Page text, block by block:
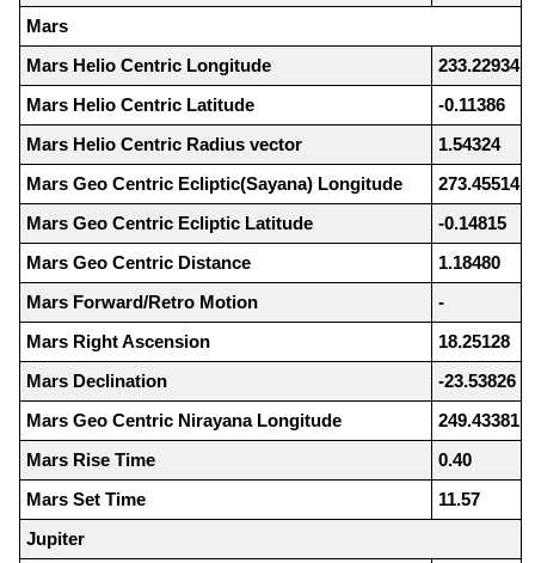
Mars
Mars Helio Centric Longitude
233.22934
Mars Helio Centric Latitude
-0.11386
Mars Helio Centric Radius vector
1.54324
Mars Geo Centric Ecliptic(Sayana) Longitude
273.45514
Mars Geo Centric Ecliptic Latitude
-0.14815
Mars Geo Centric Distance
1.18480
Mars Forward/Retro Motion
-
Mars Right Ascension
18.25128
Mars Declination
-23.53826
Mars Geo Centric Nirayana Longitude
249.43381
Mars Rise Time
0.40
Mars Set Time
11.57
Jupiter